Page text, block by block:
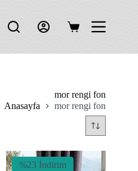
Shopping
mor rengi fon
Anasayfa
mor rengi fon
%23 İndirim